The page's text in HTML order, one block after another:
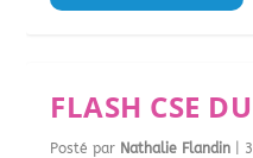
FLASH CSE
Posté par Nathalie Flandin